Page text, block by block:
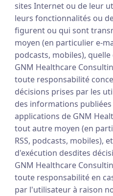
sites Internet ou de leur
leurs fonctionnalités ou
figurent ou qui sont
moyen (en particulier e-
podcasts, mobiles),
GNM Healthcare
toute responsabilité
décisions prises par les
des informations
applications de GNM
tout autre moyen (en
RSS, podcasts, mobiles),
d'exécution desdites
GNM Healthcare
toute responsabilité en
par l'utilisateur à raison